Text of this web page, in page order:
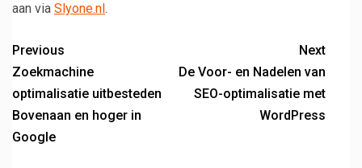
aan via Slyone.nl .
Previous
Zoekmachine
optimalisatie uitbesteden
Bovenaan en hoger in
Google
Next
De Voor- en Nadelen van
SEO-optimalisatie met
WordPress